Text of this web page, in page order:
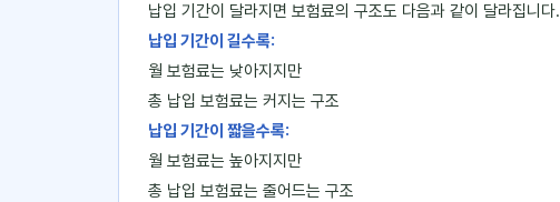
납입 기간이 달라지면 보험료의 구조도 다음과 같이 달라집니다.
납입 기간이 길수록:
월 보험료는 낮아지지만
총 납입 보험료는 커지는 구조
납입 기간이 짧을수록:
월 보험료는 높아지지만
총 납입 보험료는 줄어드는 구조